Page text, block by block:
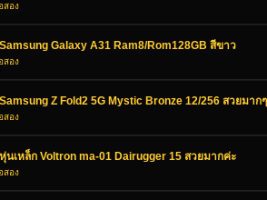
สอง
Galaxy A31 Ram8/Rom128GB สีขาว
สอง
Z Fold2 5G Mystic Bronze 12/256 สวยมากๆ
สอง
นเหล็ก Voltron ma-01 Dairugger 15 สวยมากค่ะ
สอง